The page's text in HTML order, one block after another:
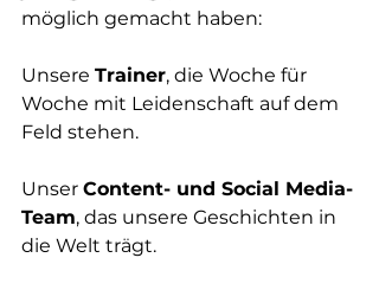
möglich gemacht haben:
Unsere Trainer, die Woche für
Woche mit Leidenschaft auf dem
Feld stehen.
Unser Content- und Social Media-
Team, das unsere Geschichten in
die Welt trägt.